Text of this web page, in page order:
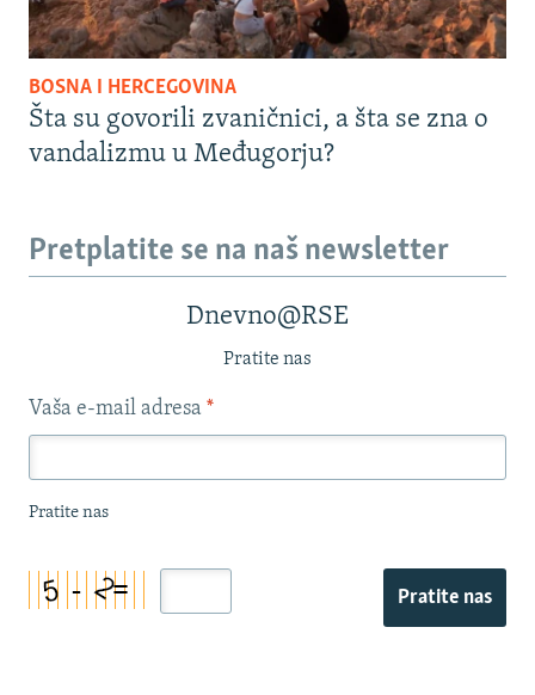
BOSNA I HERCEGOVINA
Šta su govorili zvaničnici, a šta se zna o
vandalizmu u Međugorju?
Pretplatite se na naš newsletter
Dnevno@RSE
Pratite nas
Vaša e-mail adresa *
Pratite nas
Pratite nas